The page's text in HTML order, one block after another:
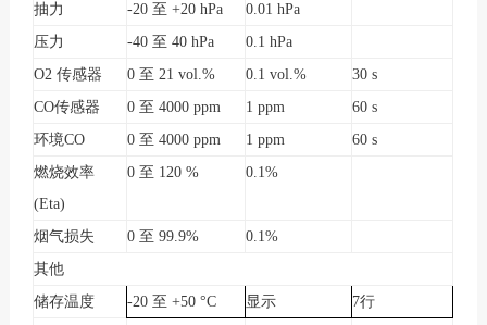
抽力
-20 至+20 hPa
0.01 hPa
压力
-40 至40 hPa
0.1 hPa
O2传感器 0 至21 vol.% 0.1 vol.%
30 s
CO传感器 0 至4000 ppm 1 ppm
60 s
环境CO 0 至4000 ppm 1 ppm
60 s
燃烧效率
(Eta)
0 至 120 % 0.1%
烟气损失 0 至99.9%
0.1%
其他
储存温度
-20 至+50°C 显示 7行